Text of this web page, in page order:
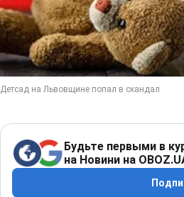
Будьте первыми в
на Новини на